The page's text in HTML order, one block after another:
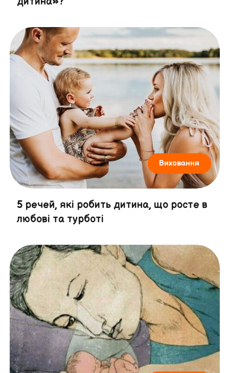
Виховання
5 речей, які робить дитина, що росте в
любові та турботі